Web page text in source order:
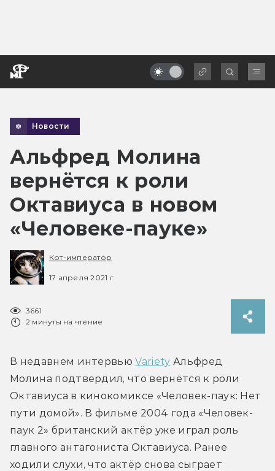
Новости
Альфред Молина
вернётся к роли
Октавиуса в новом
«Человеке-пауке»
Кот-император
17 апреля 2021 г.
3661
2 минуты на чтение
В недавнем интервью Variety Альфред
Молина подтвердил, что вернётся к роли
Октавиуса в кинокомиксе «Человек-паук: Нет
пути домой». В фильме 2004 года «Человек-
паук 2» британский актёр уже играл роль
главного антагониста Октавиуса. Ранее
ходили слухи, что актёр снова сыграет